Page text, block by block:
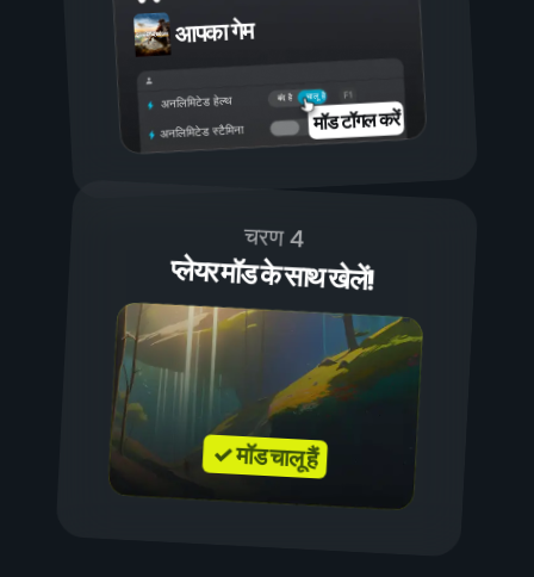
आपका गेम
चालू है
बंद है
अनलिमिटेड हेल्थ
अनलिमिटेड स्टैमिना मॉड टॉगल करें
चरण 4
प्लेयर मॉड के साथ खेलें!
✓ मॉड चालू हैं